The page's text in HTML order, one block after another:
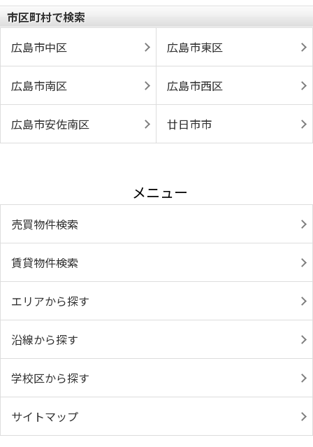
市区町村で検索
広島市中区
広島市東区
広島市南区 広島市西区
広島市安佐南区 廿日市市
メニュー
売買物件検索
賃貸物件検索
エリアから探す
沿線から探す
学校区から探す
サイトマップ